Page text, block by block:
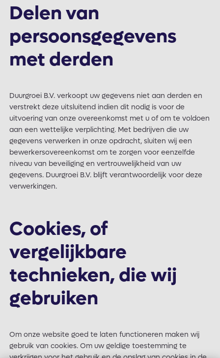
Delen van
persoonsgegevens
met derden
Duurgroei B.V. verkoopt uw gegevens niet aan derden en
verstrekt deze uitsluitend indien dit nodig is voor de
uitvoering van onze overeenkomst met u of om te voldoen
aan een wettelijke verplichting. Met bedrijven die uw
gegevens verwerken in onze opdracht, sluiten wij een
bewerkersovereenkomst om te zorgen voor eenzelfde
niveau van beveiliging en vertrouwelijkheid van uw
gegevens. Duurgroei B.V. blijft verantwoordelijk voor deze
verwerkingen.
Cookies, of
vergelijkbare
technieken, die wij
gebruiken
Om onze website goed te laten functioneren maken wij
gebruik van cookies. Om uw geldige toestemming te